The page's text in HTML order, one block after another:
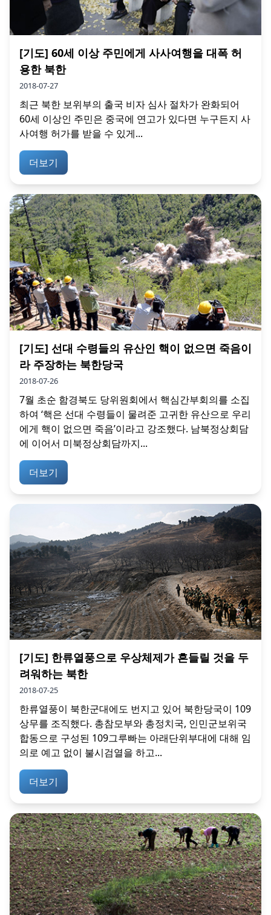
[기도] 60세 이상 주민에게 사사여행을 대폭 허
용한 북한
2018-07-27
최근 북한 보위부의 출국 비자 심사 절차가 완화되어
60세 이상인 주민은 중국에 연고가 있다면 누구든지 사
사여행 허가를 받을 수 있게...
더보기
[기도] 선대 수령들의 유산인 핵이 없으면 죽음이
라 주장하는 북한당국
2018-07-26
7월 초순 함경북도 당위원회에서 핵심간부회의를 소집
하여 ‘핵은 선대 수령들이 물려준 고귀한 유산으로 우리
에게 핵이 없으면 죽음’이라고 강조했다. 남북정상회담
에 이어서 미북정상회담까지...
더보기
[기도] 한류열풍으로 우상체제가 흔들릴 것을 두
려워하는 북한
2018-07-25
한류열풍이 북한군대에도 번지고 있어 북한당국이 109
상무를 조직했다. 총참모부와 총정치국, 인민군보위국
합동으로 구성된 109그루빠는 아래단위부대에 대해 임
의로 예고 없이 불시검열을 하고...
더보기